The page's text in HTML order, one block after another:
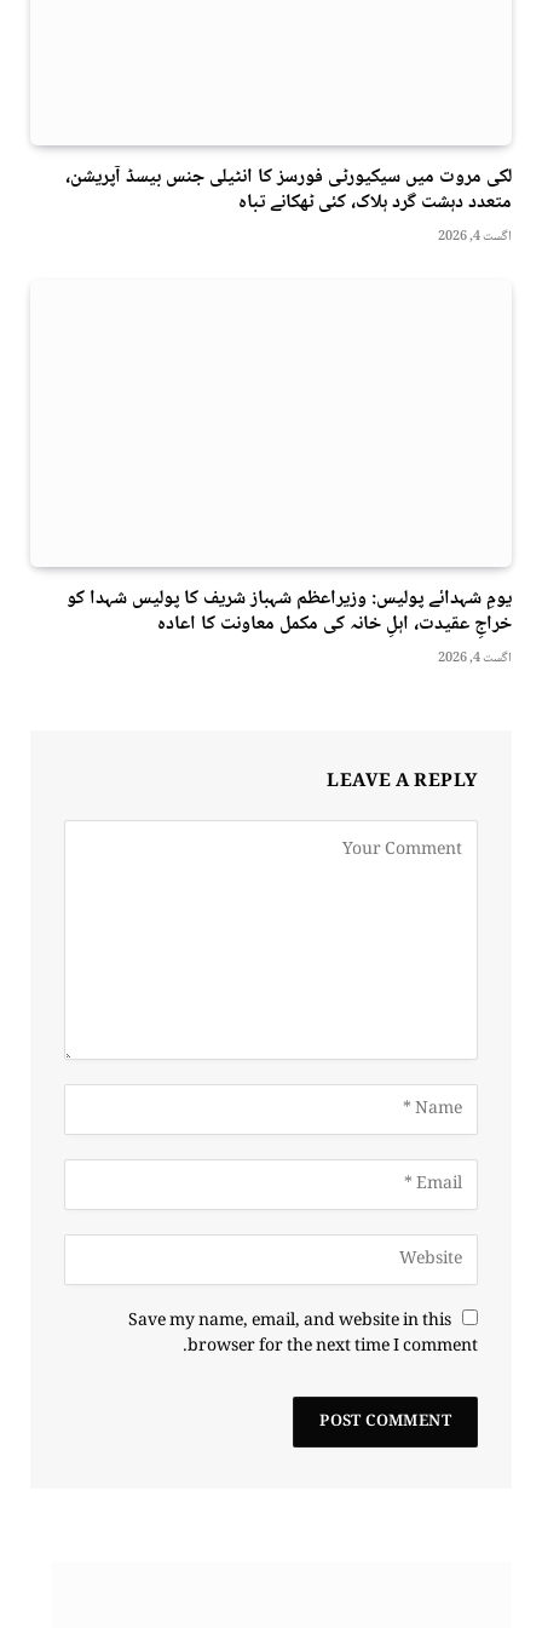
لکی مروت میں سیکیورٹی فورسز کا انٹیلی جنس بیسڈ آپریشن،
متعدد دہشت گرد ہلاک، کئی ٹھکانے تباہ
اگست 4, 2026
یومِ شہدائے پولیس: وزیراعظم شہباز شریف کا پولیس شہدا کو
خراجِ عقیدت، اہلِ خانہ کی مکمل معاونت کا اعادہ
اگست 4, 2026
LEAVE A REPLY
Save my name, email, and website in this
browser for the next time I comment.